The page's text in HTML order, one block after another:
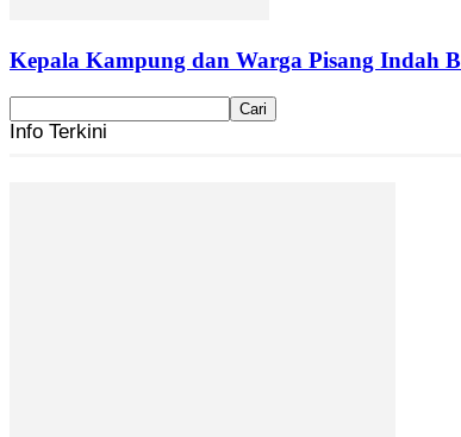
Kepala Kampung dan Warga Pisang Indah
Info Terkini